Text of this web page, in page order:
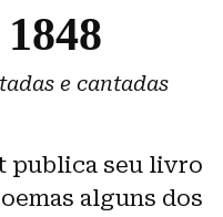
e cantadas
publica seu livro
alguns dos